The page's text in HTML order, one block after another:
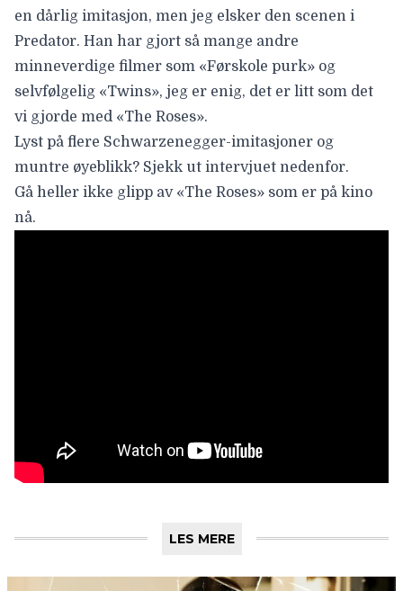
en dårlig imitasjon, men jeg elsker den scenen i
Predator. Han har gjort så mange andre
minneverdige filmer som «Førskole purk» og
selvfølgelig «Twins», jeg er enig, det er litt som det
vi gjorde med «The Roses».
Lyst på flere Schwarzenegger-imitasjoner og
muntre øyeblikk? Sjekk ut intervjuet nedenfor.
Gå heller ikke glipp av «The Roses» som er på kino
nå.
LES MERE